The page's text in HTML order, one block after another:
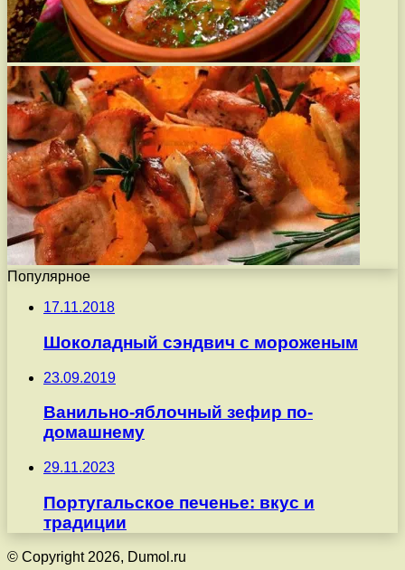
Популярное
17.11.2018
Шоколадный сэндвич с мороженым
23.09.2019
Ванильно-яблочный зефир по-
домашнему
29.11.2023
Португальское печенье: вкус и
традиции
© Copyright 2026, Dumol.ru